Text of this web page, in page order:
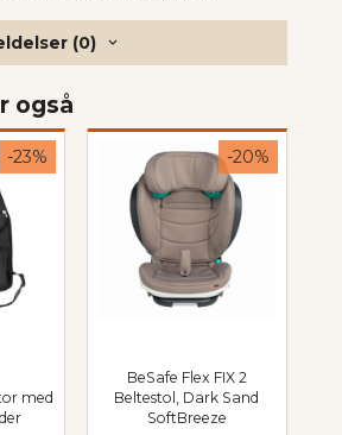
(0)
også
med
-23%
BeSafe Flex FIX 2
Beltestol, Dark Sand
SoftBreeze
-20%